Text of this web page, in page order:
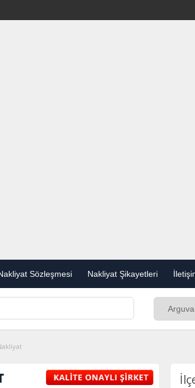
Sözleşmesi Nakliyat Şikayetleri